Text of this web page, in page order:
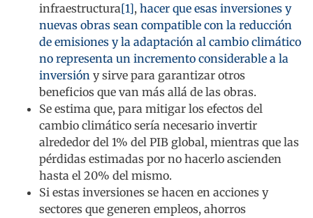
infraestructura[1], hacer que esas inversiones y
nuevas obras sean compatible con la reducción
de emisiones y la adaptación al cambio climático
no representa un incremento considerable a la
inversión y sirve para garantizar otros
beneficios que van más allá de las obras.
Se estima que, para mitigar los efectos del
cambio climático sería necesario invertir
alrededor del 1% del PIB global, mientras que las
pérdidas estimadas por no hacerlo ascienden
hasta el 20% del mismo.
Si estas inversiones se hacen en acciones y
sectores que generen empleos, ahorros